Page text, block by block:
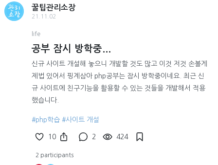
꿀팁관리소장
21.11.02
life
공부 잠시 방학중...
신규 사이트 개설해 놓으니 개발할 것도 많고 이것 저것 손볼게
제법 있어서 핑계삼아 php공부는 잠시 방학중이네요. 최근 신
규 사이트에 친구기능을 활용할 수 있는 것들을 개발해서 적용
했습니다.
#php학습 #사이트 개설
10 2 424
2 participants